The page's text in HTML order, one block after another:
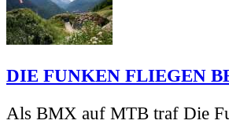
DIE FUNKEN FLIEGEN
Als BMX auf MTB traf Die